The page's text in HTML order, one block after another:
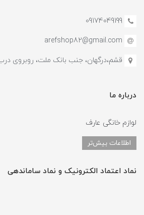
09174049199
arefshop82@gmail.com
قشم،درگهان، جنب بانک ملت، روبروی
درباره ما
لوازم خانگی عارف
اطلاعات بیش‌تر
نماد اعتماد الکترونیک و نماد ساماندهی